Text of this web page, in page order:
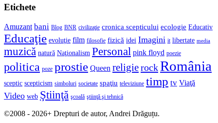
Etichete
Amuzant bani Blog BNR civilizaţie cronica scepticului ecologie Educativ
Educaţie evoluţie film filosofie fizică idei Imagini it libertate media
muzică natură Naţionalism Personal pink floyd poezie
politica poze prostie Queen religierockRomânia
sceptic scepticism simboluri societate spaţiu televiziune timp tv Viaţă
Video web Ştiinţă şcoală ştiinţă şi tehnică
©2008 - 2026+ Drepturi de autor, Andrei Drăguțu.